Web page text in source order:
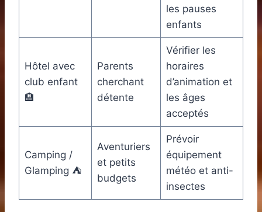
les pauses
enfants
Hôtel avec
club enfant
🏨
Parents
cherchant
détente
Vérifier les
horaires
d’animation et
les âges
acceptés
Camping /
Glamping ⛺
Aventuriers
et petits
budgets
Prévoir
équipement
météo et anti-
insectes